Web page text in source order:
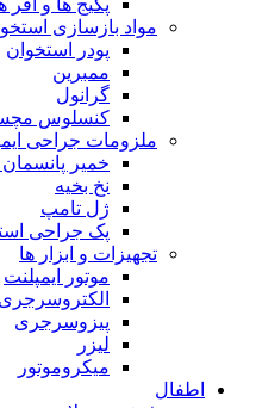
مواد بازسازی
پودر استخوان
ممبرین
گرانول
کنسلوس
ملزومات جراحی
خمیر پانسمان
نخ بخیه
ژل تامپ
پک جراحی
تجهیزات و ابزار ها
موتور ایمپلنت
الکتروسرجری
پیزوسرجری
لیزر
میکروموتور
اطفال